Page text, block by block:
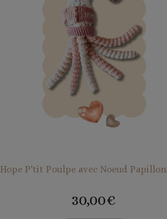
Hope P'tit Poulpe avec Noeud Papillon
30,00€